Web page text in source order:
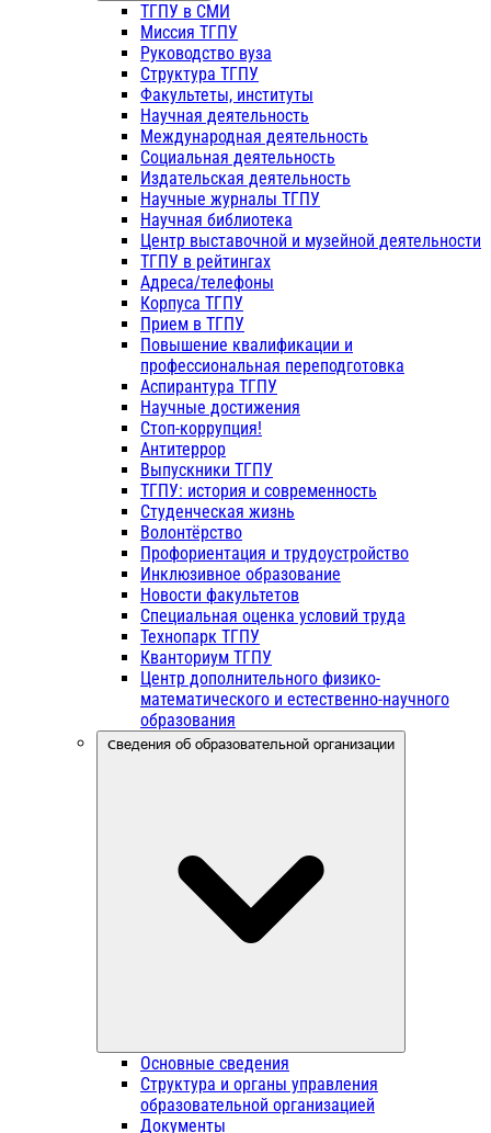
ТГПУ в СМИ
Миссия ТГПУ
Руководство вуза
Структура ТГПУ
Факультеты, институты
Научная деятельность
Международная деятельность
Социальная деятельность
Издательская деятельность
Научные журналы ТГПУ
Научная библиотека
Центр выставочной и музейной деятельности
ТГПУ в рейтингах
Адреса/телефоны
Корпуса ТГПУ
Прием в ТГПУ
Повышение квалификации и
профессиональная переподготовка
Аспирантура ТГПУ
Научные достижения
Стоп-коррупция!
Антитеррор
Выпускники ТГПУ
ТГПУ: история и современность
Студенческая жизнь
Волонтёрство
Профориентация и трудоустройство
Инклюзивное образование
Новости факультетов
Специальная оценка условий труда
Технопарк ТГПУ
Кванториум ТГПУ
Центр дополнительного физико-
математического и естественно-научного
образования
Сведения об образовательной организации
Основные сведения
Структура и органы управления
образовательной организацией
Документы